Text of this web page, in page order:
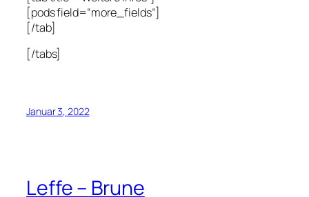
[pods field=“more_fields“]
[/tab]
[/tabs]
Januar 3, 2022
Leffe – Brune